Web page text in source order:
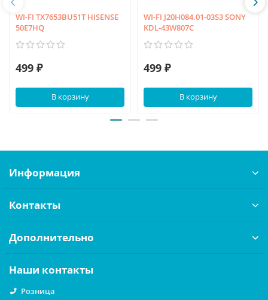
WI-FI TX7653BU51T HISENSE
50E7HQ
499 ₽
В корзину
WI-FI J20H084.01-03S3 SONY
KDL-43W807C
499 ₽
В корзину
Информация
Контакты
Дополнительно
Наши контакты
Розница